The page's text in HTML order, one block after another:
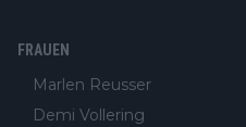
FRAUEN
Marlen Reusser
Demi Vollering